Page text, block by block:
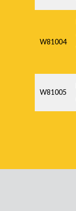
W81004
W81005